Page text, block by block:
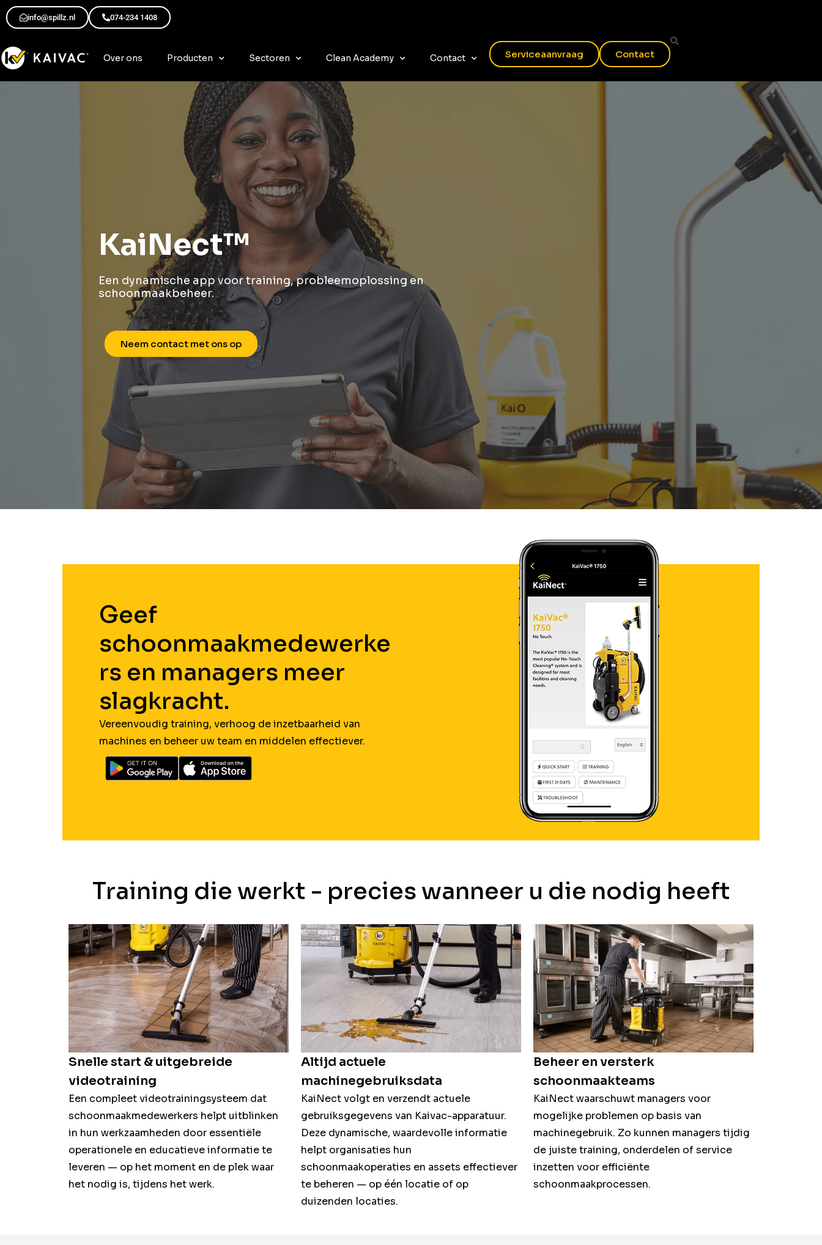
info@spillz.nl 074-234 1408
Over ons Producten Sectoren Clean Academy Contact Serviceaanvraag Contact
KaiNect™
Een dynamische app voor training, probleemoplossing en
schoonmaakbeheer.
Neem contact met ons op
Geef
schoonmaakmedewerke
rs en managers meer
slagkracht.
Vereenvoudig training, verhoog de inzetbaarheid van
machines en beheer uw team en middelen effectiever.
Training die werkt - precies wanneer u die nodig heeft
Snelle start & uitgebreide
videotraining
Een compleet videotraining­systeem dat
schoonmaakmedewerkers helpt uitblinken
in hun werkzaamheden door essentiële
operationele en educatieve informatie te
leveren — op het moment en de plek waar
het nodig is, tijdens het werk.
Altijd actuele
machinegebruiksdata
KaiNect volgt en verzendt actuele
gebruiksgegevens van Kaivac-apparatuur.
Deze dynamische, waardevolle informatie
helpt organisaties hun
schoonmaakoperaties en assets effectiever
te beheren — op één locatie of op
duizenden locaties.
Beheer en versterk
schoonmaakteams
KaiNect waarschuwt managers voor
mogelijke problemen op basis van
machinegebruik. Zo kunnen managers tijdig
de juiste training, onderdelen of service
inzetten voor efficiënte
schoonmaakprocessen.